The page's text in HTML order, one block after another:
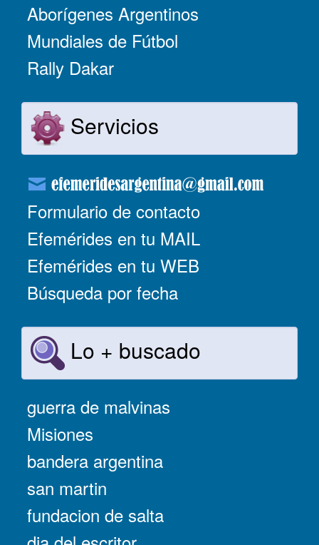
Aborígenes Argentinos
Mundiales de Fútbol
Rally Dakar
Servicios
Formulario de contacto
Efemérides en tu MAIL
Efemérides en tu WEB
Búsqueda por fecha
Lo + buscado
guerra de malvinas
Misiones
bandera argentina
san martin
fundacion de salta